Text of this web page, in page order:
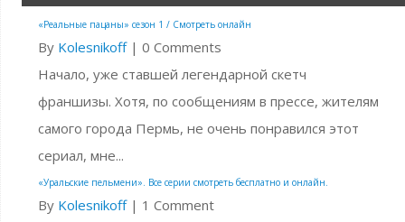
«Реальные пацаны» сезон 1 / Смотреть онлайн
By Kolesnikoff| 0 Comments
Начало, уже ставшей легендарной скетч
франшизы. Хотя, по сообщениям в прессе, жителям
самого города Пермь, не очень понравился этот
сериал, мне...
«Уральские пельмени». Все серии смотреть бесплатно и онлайн.
By Kolesnikoff| 1 Comment